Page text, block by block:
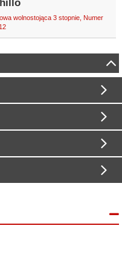
wolnostojąca 3 stopnie, Numer